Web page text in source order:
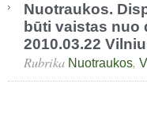
Nuotraukos.
būti vaistas nuo
2010.03.22
Rubrika Nuotraukos,